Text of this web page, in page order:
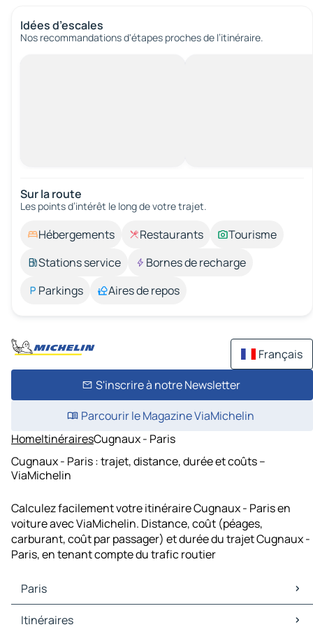
Idées d’escales
Nos recommandations d'étapes proches de l’itinéraire.
Sur la route
Les points d’intérêt le long de votre trajet.
Hébergements Restaurants
Tourisme
Stations service
Bornes de recharge
Parkings
Aires de repos
Français
S'inscrire à notre Newsletter
Parcourir le Magazine ViaMichelin
HomeItinérairesCugnaux - Paris
Cugnaux - Paris : trajet, distance, durée et coûts –
ViaMichelin
Calculez facilement votre itinéraire Cugnaux - Paris en
voiture avec ViaMichelin. Distance, coût (péages,
carburant, coût par passager) et durée du trajet Cugnaux -
Paris, en tenant compte du trafic routier
Paris
Paris Cartes et plans
Itinéraires